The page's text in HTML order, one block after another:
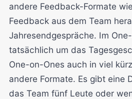
andere Feedback-Formate
Feedback aus dem Team
Jahresendgespräche. Im
tatsächlich um das
One-on-Ones auch in viel
andere Formate. Es gibt eine
das Team fünf Leute oder